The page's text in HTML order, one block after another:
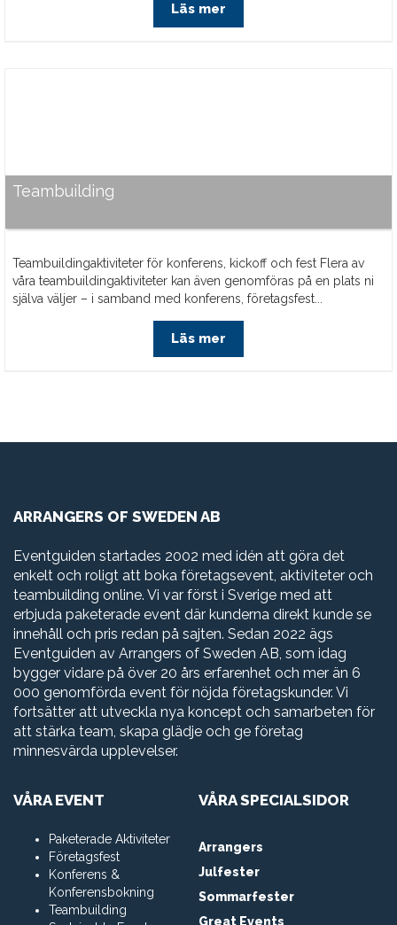
Läs mer
Teambuilding
Teambuildingaktiviteter för konferens, kickoff och fest Flera av
våra teambuildingaktiviteter kan även genomföras på en plats ni
själva väljer – i samband med konferens, företagsfest...
Läs mer
ARRANGERS OF SWEDEN AB
Eventguiden startades 2002 med idén att göra det
enkelt och roligt att boka företagsevent, aktiviteter och
teambuilding online. Vi var först i Sverige med att
erbjuda paketerade event där kunderna direkt kunde se
innehåll och pris redan på sajten. Sedan 2022 ägs
Eventguiden av Arrangers of Sweden AB, som idag
bygger vidare på över 20 års erfarenhet och mer än 6
000 genomförda event för nöjda företagskunder. Vi
fortsätter att utveckla nya koncept och samarbeten för
att stärka team, skapa glädje och ge företag
minnesvärda upplevelser.
VÅRA EVENT
Paketerade Aktiviteter
Företagsfest
Konferens &
Konferensbokning
Teambuilding
VÅRA SPECIALSIDOR
Arrangers
Julfester
Sommarfester
Great Events